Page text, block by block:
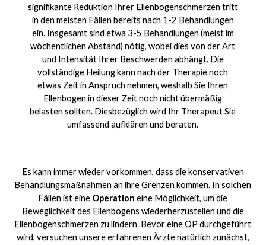
signifikante Reduktion Ihrer Ellenbogenschmerzen tritt
in den meisten Fällen bereits nach 1-2 Behandlungen
ein. Insgesamt sind etwa 3-5 Behandlungen (meist im
wöchentlichen Abstand) nötig, wobei dies von der Art
und Intensität Ihrer Beschwerden abhängt. Die
vollständige Heilung kann nach der Therapie noch
etwas Zeit in Anspruch nehmen, weshalb Sie Ihren
Ellenbogen in dieser Zeit noch nicht übermäßig
belasten sollten. Diesbezüglich wird Ihr Therapeut Sie
umfassend aufklären und beraten.
Es kann immer wieder vorkommen, dass die konservativen
Behandlungsmaßnahmen an ihre Grenzen kommen. In solchen
Fällen ist eine Operationeine Möglichkeit, um die
Beweglichkeit des Ellenbogens wiederherzustellen und die
Ellenbogenschmerzen zu lindern. Bevor eine OP durchgeführt
wird, versuchen unsere erfahrenen Ärzte natürlich zunächst,